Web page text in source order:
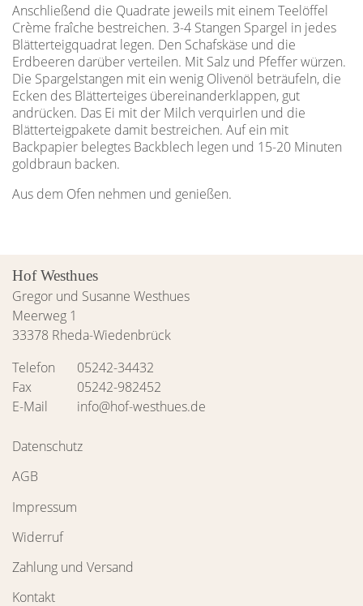
Anschließend die Quadrate jeweils mit einem Teelöffel
Crème fraîche bestreichen. 3-4 Stangen Spargel in jedes
Blätterteigquadrat legen. Den Schafskäse und die
Erdbeeren darüber verteilen. Mit Salz und Pfeffer würzen.
Die Spargelstangen mit ein wenig Olivenöl beträufeln, die
Ecken des Blätterteiges übereinanderklappen, gut
andrücken. Das Ei mit der Milch verquirlen und die
Blätterteigpakete damit bestreichen. Auf ein mit
Backpapier belegtes Backblech legen und 15-20 Minuten
goldbraun backen.
Aus dem Ofen nehmen und genießen.
Hof Westhues
Gregor und Susanne Westhues
Meerweg 1
33378 Rheda-Wiedenbrück
Telefon
05242-34432
Fax
05242-982452
E-Mail
info@hof-westhues.de
Datenschutz
AGB
Impressum
Widerruf
Zahlung und Versand
Kontakt